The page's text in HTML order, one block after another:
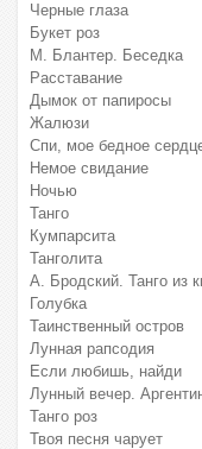
Черные глаза
Букет роз
М. Блантер. Беседка
Расставание
Дымок от папиросы
Жалюзи
Спи, мое бедное
Немое свидание
Ночью
Танго
Кумпарсита
Танголита
А. Бродский. Танго из
Голубка
Таинственный остров
Лунная рапсодия
Если любишь, найди
Лунный вечер.
Танго роз
Твоя песня чарует